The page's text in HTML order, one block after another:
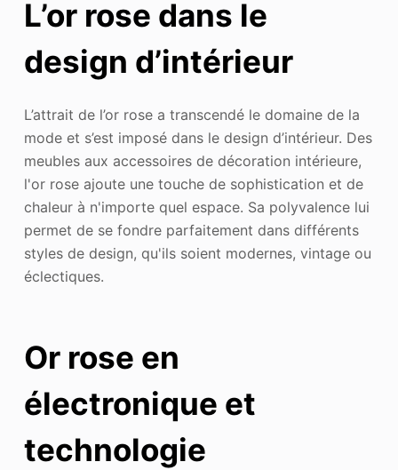
L’or rose dans le
design d’intérieur
L’attrait de l’or rose a transcendé le domaine de la
mode et s’est imposé dans le design d’intérieur. Des
meubles aux accessoires de décoration intérieure,
l'or rose ajoute une touche de sophistication et de
chaleur à n'importe quel espace. Sa polyvalence lui
permet de se fondre parfaitement dans différents
styles de design, qu'ils soient modernes, vintage ou
éclectiques.
Or rose en
électronique et
technologie